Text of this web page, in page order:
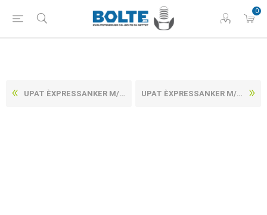
0
UPAT ÈXPRESSANKER M/MØTRIK OG SKIVE ELFORZINKET STÅL IMC 8/ 50/111 (100 STK) UPAT ÈXPRESSANKER M/MØTRIK OG SKIVE RUSTFRI-SYREFAST A4 IMC 10/ 05/ 71 K (50 STK)